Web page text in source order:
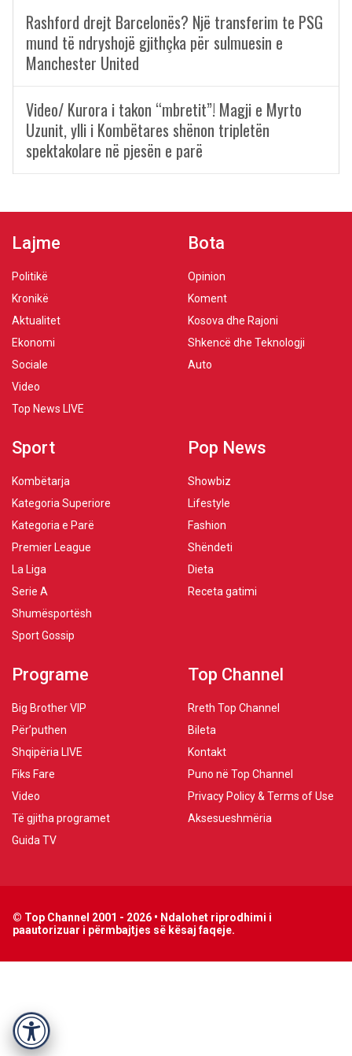
Accessibility
Rashford drejt Barcelonës? Një transferim te PSG
mund të ndryshojë gjithçka për sulmuesin e
Manchester United
Video/ Kurora i takon “mbretit”! Magji e Myrto
Uzunit, ylli i Kombëtares shënon tripletën
spektakolare në pjesën e parë
Lajme
Politikë
Kronikë
Aktualitet
Ekonomi
Sociale
Video
Top News LIVE
Bota
Opinion
Koment
Kosova dhe Rajoni
Shkencë dhe Teknologji
Auto
Sport
Kombëtarja
Kategoria Superiore
Kategoria e Parë
Premier League
La Liga
Serie A
Shumësportësh
Sport Gossip
Pop News
Showbiz
Lifestyle
Fashion
Shëndeti
Dieta
Receta gatimi
Programe
Big Brother VIP
Për’puthen
Shqipëria LIVE
Fiks Fare
Video
Të gjitha programet
Guida TV
Top Channel
Rreth Top Channel
Bileta
Kontakt
Puno në Top Channel
Privacy Policy & Terms of Use
Aksesueshmëria
© Top Channel 2001 - 2026 • Ndalohet riprodhimi i
paautorizuar i përmbajtjes së kësaj faqeje.